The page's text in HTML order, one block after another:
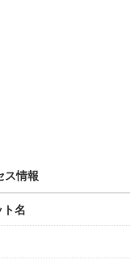
ス情報
ト名